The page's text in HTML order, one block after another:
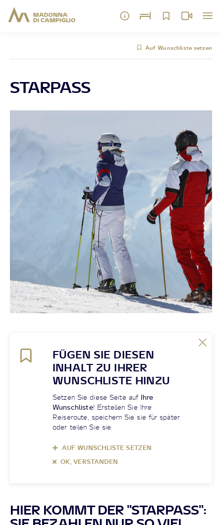
Auf Wunschliste setzen
STARPASS
FÜGEN SIE DIESEN
INHALT ZU IHRER
WUNSCHLISTE HINZU
Setzen Sie diese Seite auf Ihre
Wunschliste! Erstellen Sie Ihre
Reiseroute, speichern Sie sie für später
oder teilen Sie sie.
AUF WUNSCHLISTE SETZEN
OK, VERSTANDEN
HIER KOMMT DER "STARPASS":